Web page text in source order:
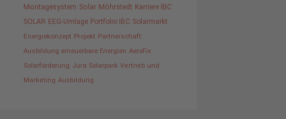
Montagesystem Solar Möhrstedt Karriere IBC
SOLAR EEG-Umlage Portfolio IBC Solarmarkt
Energiekonzept Projekt Partnerschaft
Ausbildung erneuerbare Energien AeroFix
Solarförderung Jura Solarpark Vertrieb und
Marketing Ausbildung